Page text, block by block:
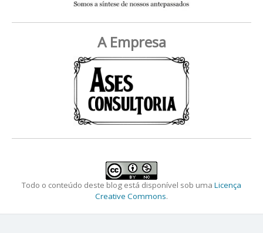
A Empresa
Todo o conteúdo deste blog está disponível sob uma Licença
Creative Commons.